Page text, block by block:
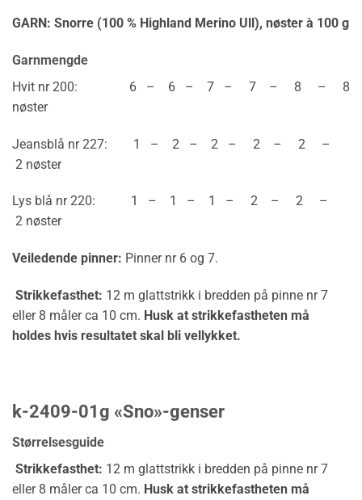
GARN: Snorre (100 % Highland Merino Ull), nøster à 100 g
Garnmengde
Hvit nr 200: 6 – 6 – 7 – 7 – 8 – 8
nøster
Jeansblå nr 227: 1 – 2 – 2 – 2 – 2 –
2 nøster
Lys blå nr 220: 1 – 1 – 1 – 2 – 2 –
2 nøster
Veiledende pinner: Pinner nr 6 og 7.
Strikkefasthet: 12 m glattstrikk i bredden på pinne nr 7
eller 8 måler ca 10 cm. Husk at strikkefastheten må
holdes hvis resultatet skal bli vellykket.
k-2409-01g «Sno»-genser
Størrelsesguide
Strikkefasthet: 12 m glattstrikk i bredden på pinne nr 7
eller 8 måler ca 10 cm. Husk at strikkefastheten må